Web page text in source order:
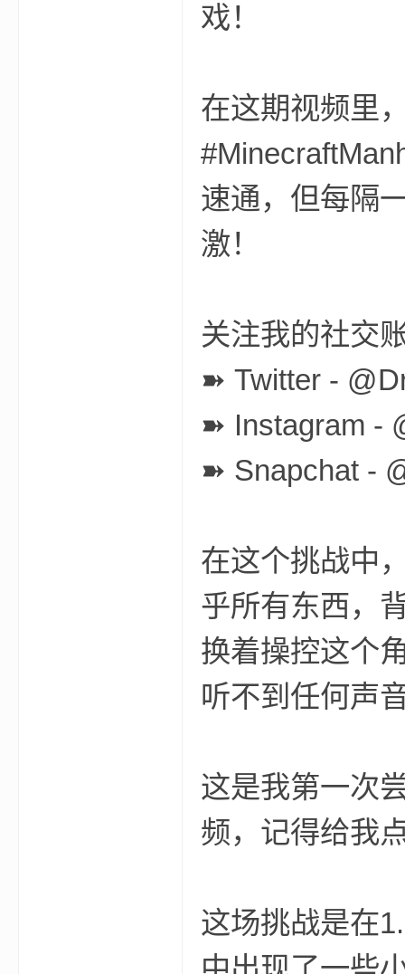
戏！
在这期视频里
速通，但每隔
激！
关注我的社交
➽ Twitter -
➽ Instagram -
➽ Snapchat -
在这个挑战中
乎所有东西，
换着操控这个
听不到任何声
这是我第一次
频，记得给我
这场挑战是在